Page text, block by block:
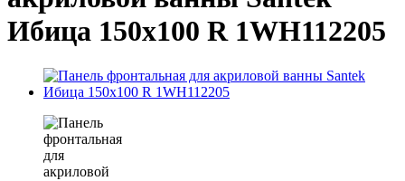
Ибица 150х100 R 1WH112205